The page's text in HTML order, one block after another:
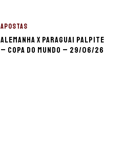
APOSTAS
Alemanha x Paraguai palpite
– Copa do Mundo – 29/06/26